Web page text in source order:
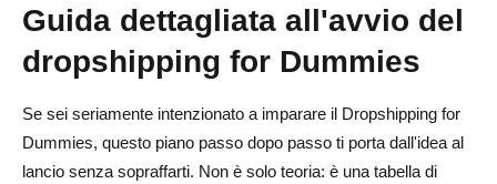
Guida dettagliata all'avvio del
dropshipping for Dummies
Se sei seriamente intenzionato a imparare il Dropshipping for
Dummies, questo piano passo dopo passo ti porta dall'idea al
lancio senza sopraffarti. Non è solo teoria: è una tabella di